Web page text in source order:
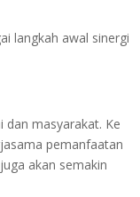
langkah awal sinergi
masyarakat. Ke
pemanfaatan
akan semakin